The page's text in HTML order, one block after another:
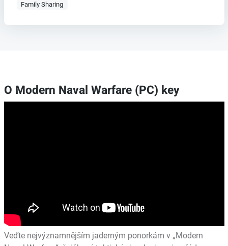
Family Sharing
O Modern Naval Warfare (PC) key
Veďte nejvýznamnějším jaderným ponorkám v „Modern